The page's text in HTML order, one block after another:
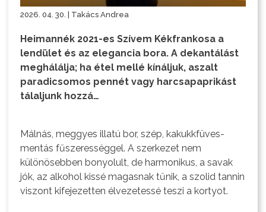
2026. 04. 30. | Takács Andrea
Heimannék 2021-es Szívem Kékfrankosa a
lendület és az elegancia bora. A dekantálást
meghálálja; ha étel mellé kínáljuk, aszalt
paradicsomos pennét vagy harcsapaprikást
tálaljunk hozzá…
Málnás, meggyes illatú bor, szép, kakukkfüves-
mentás fűszerességgel. A szerkezet nem
különösebben bonyolult, de harmonikus, a savak
jók, az alkohol kissé magasnak tűnik, a szolid tannin
viszont kifejezetten élvezetessé teszi a kortyot.